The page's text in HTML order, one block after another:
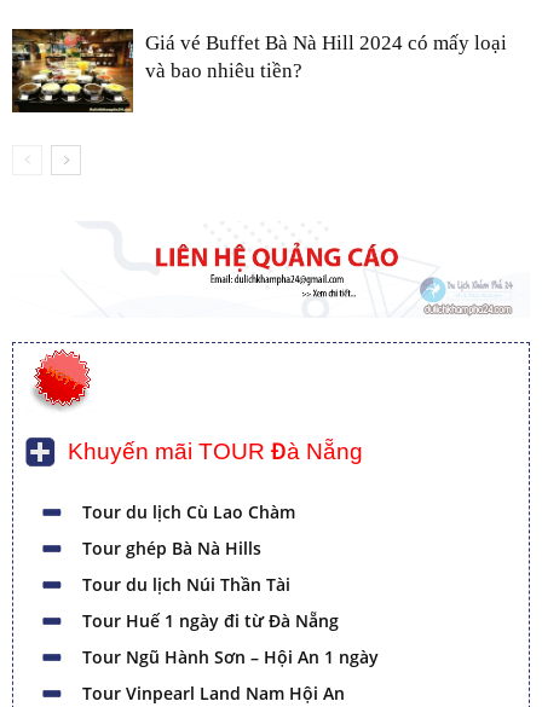
Giá vé Buffet Bà Nà Hill 2024 có mấy loại
và bao nhiêu tiền?
Khuyến mãi TOUR Đà Nẵng
Tour du lịch Cù Lao Chàm
Tour ghép Bà Nà Hills
Tour du lịch Núi Thần Tài
Tour Huế 1 ngày đi từ Đà Nẵng
Tour Ngũ Hành Sơn – Hội An 1 ngày
Tour Vinpearl Land Nam Hội An